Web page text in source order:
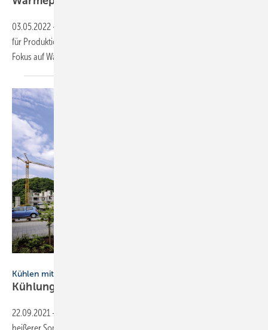
03.05.2022 -
für Produktionskapazitäten sowie Forschung und Entwicklung mit dem
Fokus auf Wärmepumpen
Kühlen mit der Flächenheizung
Kühlung wird wichtig im
22.09.2021 -